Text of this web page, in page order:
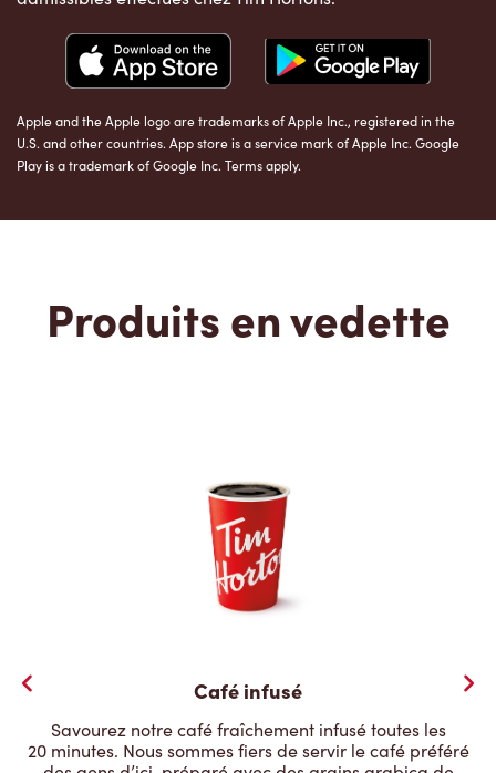
Apple and the Apple logo are trademarks of Apple Inc., registered in the
U.S. and other countries. App store is a service mark of Apple Inc. Google
Play is a trademark of Google Inc. Terms apply.
Produits en vedette
Café infusé
Savourez notre café fraîchement infusé toutes les
20 minutes. Nous sommes fiers de servir le café préféré